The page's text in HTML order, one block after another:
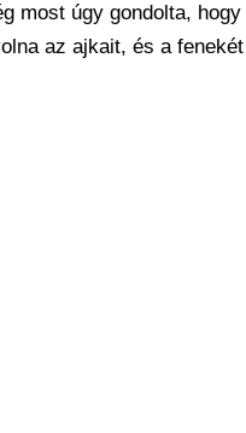
most úgy gondolta,
az ajkait, és a